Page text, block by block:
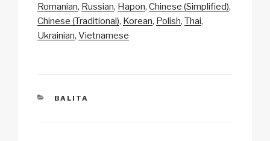
Li
n
b
o
A
p
c
h
Romanian Russian Hapon Chinese (Simplified)
Chinese (Traditional) Korean Polish Thai
Ukrainian Vietnamese
CATEGORIES
BALITA